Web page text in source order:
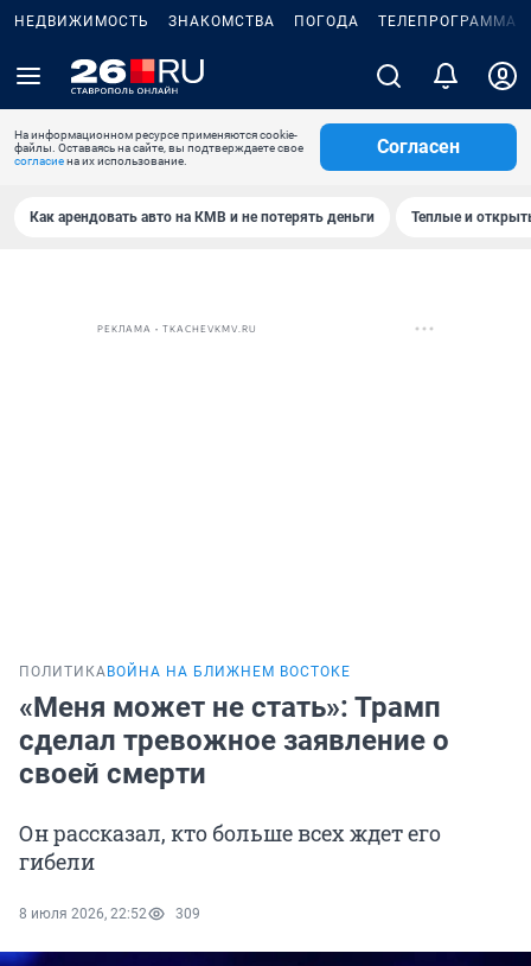
НЕДВИЖИМОСТЬ ЗНАКОМСТВА ПОГОДА ТЕЛЕПРОГРАММА
На информационном ресурсе применяются cookie-
файлы. Оставаясь на сайте, вы подтверждаете свое
согласиена их использование.
Согласен
Как арендовать авто на КМВ и не потерять деньги Теплые и
РЕКЛАМА • TKACHEVKMV.RU
ПОЛИТИКА ВОЙНА НА БЛИЖНЕМ ВОСТОКЕ
«Меня может не стать»: Трамп
сделал тревожное заявление о
своей смерти
Он рассказал, кто больше всех ждет его
гибели
8 июля 2026, 22:52 309